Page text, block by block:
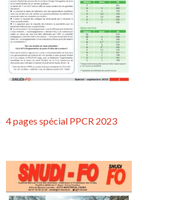
4 pages spécial PPCR 2023